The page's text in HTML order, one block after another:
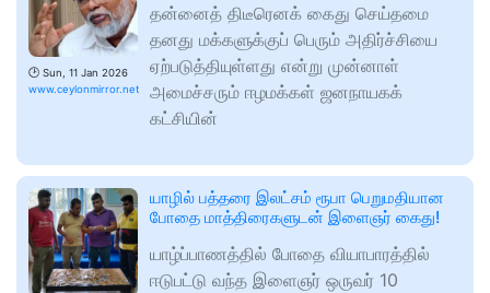
🕑 Sun, 11 Jan 2026
www.ceylonmirror.net
தன்னைத் திடீரெனக் கைது செய்தமை
தனது மக்களுக்குப் பெரும் அதிர்ச்சியை
ஏற்படுத்தியுள்ளது என்று முன்னாள்
அமைச்சரும் ஈழமக்கள் ஜனநாயகக்
கட்சியின்
யாழில் பத்தரை இலட்சம் ரூபா பெறுமதியான
போதை மாத்திரைகளுடன் இளைஞர் கைது!
யாழ்ப்பாணத்தில் போதை வியாபாரத்தில்
ஈடுபட்டு வந்த இளைஞர் ஒருவர் 10